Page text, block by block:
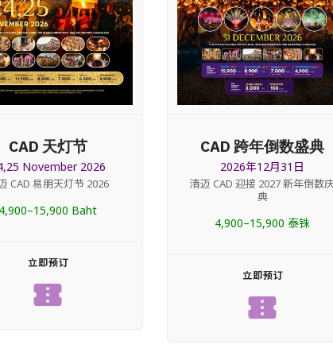
CAD 天灯节
November 2026
CAD 易朋天灯节 2026
4,900–15,900 Baht
立即预订
confirmation_number
CAD 跨年倒数盛典
2026年12月31日
清迈 CAD 迎接 2027 新年倒数
典
4,900–15,900 泰铢
立即预订
confirmation_number